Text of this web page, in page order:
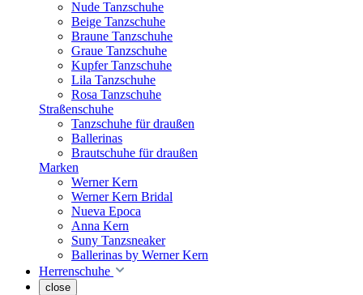
Nude Tanzschuhe
Beige Tanzschuhe
Braune Tanzschuhe
Graue Tanzschuhe
Kupfer Tanzschuhe
Lila Tanzschuhe
Rosa Tanzschuhe
Straßenschuhe
Tanzschuhe für draußen
Ballerinas
Brautschuhe für draußen
Marken
Werner Kern
Werner Kern Bridal
Nueva Epoca
Anna Kern
Suny Tanzsneaker
Ballerinas by Werner Kern
Herrenschuhe
close